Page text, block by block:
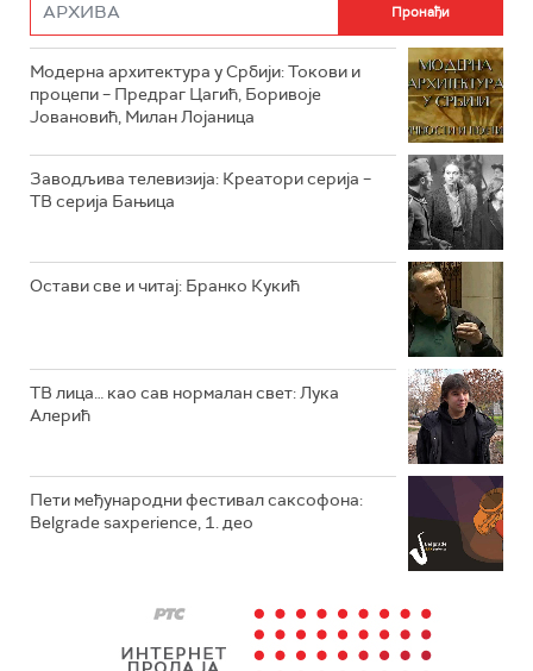
Модерна архитектура у Србији: Токови и
процепи – Предраг Цагић, Боривоје
Јовановић, Милан Лојаница
Заводљива телевизија: Креатори серија –
ТВ серија Бањица
Остави све и читај: Бранко Кукић
ТВ лица… као сав нормалан свет: Лука
Алерић
Пети међународни фестивал саксофона:
Belgrade saxperience, 1. део